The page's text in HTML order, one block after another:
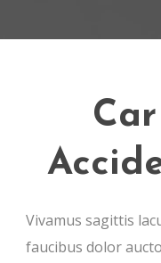
Car
Vivamus sagittis
faucibus dolor